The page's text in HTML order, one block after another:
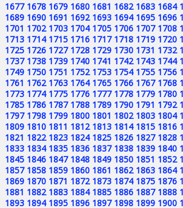
1677 1678 1679 1680 1681 1682 1683 1684
1689 1690 1691 1692 1693 1694 1695 1696
1701 1702 1703 1704 1705 1706 1707 1708
1713 1714 1715 1716 1717 1718 1719 1720
1725 1726 1727 1728 1729 1730 1731 1732
1737 1738 1739 1740 1741 1742 1743 1744
1749 1750 1751 1752 1753 1754 1755 1756
1761 1762 1763 1764 1765 1766 1767 1768
1773 1774 1775 1776 1777 1778 1779 1780
1785 1786 1787 1788 1789 1790 1791 1792
1797 1798 1799 1800 1801 1802 1803 1804
1809 1810 1811 1812 1813 1814 1815 1816
1821 1822 1823 1824 1825 1826 1827 1828
1833 1834 1835 1836 1837 1838 1839 1840
1845 1846 1847 1848 1849 1850 1851 1852
1857 1858 1859 1860 1861 1862 1863 1864
1869 1870 1871 1872 1873 1874 1875 1876
1881 1882 1883 1884 1885 1886 1887 1888
1893 1894 1895 1896 1897 1898 1899 1900